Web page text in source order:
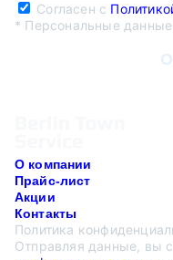
Согласен с
* Персональные
О компании
Прайс-лист
Акции
Контакты
Политика
Отправляя данные, вы